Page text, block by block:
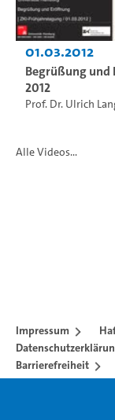
01.03.2012
Begrüßung und
2012
Prof. Dr. Ulrich
Alle Videos...
Impressum
Barrierefreiheit